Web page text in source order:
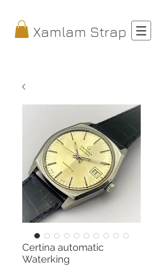
Xamlam Strap
Certina automatic
Waterking